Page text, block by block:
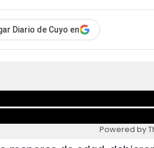
Diario de Cuyo en
Powered by